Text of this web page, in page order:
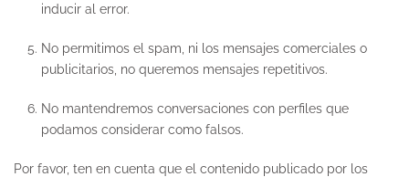
inducir al error.
No permitimos el spam, ni los mensajes comerciales o
publicitarios, no queremos mensajes repetitivos.
No mantendremos conversaciones con perfiles que
podamos considerar como falsos.
Por favor, ten en cuenta que el contenido publicado por los